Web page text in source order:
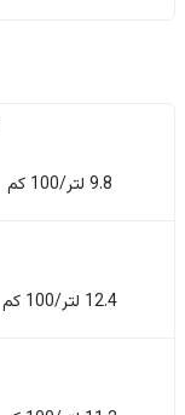
9.8 لتر/100 كم
12.4 لتر/100 كم